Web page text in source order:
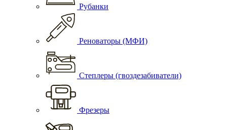
Рубанки
Реноваторы (МФИ)
Степлеры (гвоздезабиватели)
Фрезеры